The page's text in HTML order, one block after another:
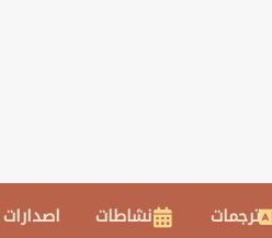
ترجمات نشاطات اصدارات